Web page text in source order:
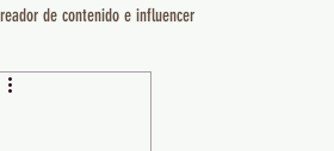
de contenido e influencer